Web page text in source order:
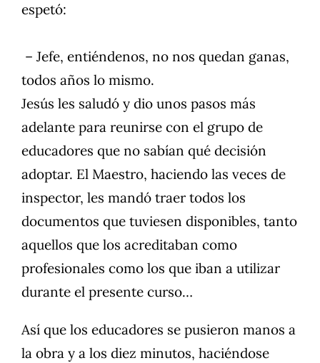
espetó:
– Jefe, entiéndenos, no nos quedan ganas,
todos años lo mismo.
Jesús les saludó y dio unos pasos más
adelante para reunirse con el grupo de
educadores que no sabían qué decisión
adoptar. El Maestro, haciendo las veces de
inspector, les mandó traer todos los
documentos que tuviesen disponibles, tanto
aquellos que los acreditaban como
profesionales como los que iban a utilizar
durante el presente curso…
Así que los educadores se pusieron manos a
la obra y a los diez minutos, haciéndose